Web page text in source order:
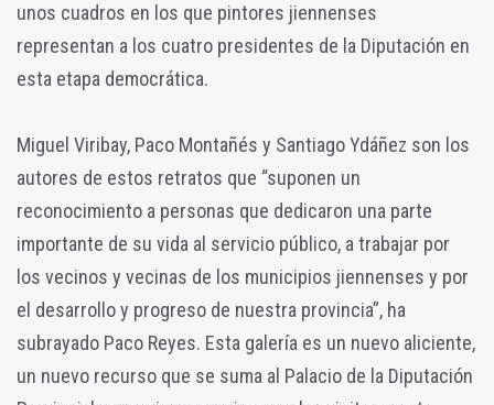
unos cuadros en los que pintores jiennenses
representan a los cuatro presidentes de la Diputación en
esta etapa democrática.
Miguel Viribay, Paco Montañés y Santiago Ydáñez son los
autores de estos retratos que “suponen un
reconocimiento a personas que dedicaron una parte
importante de su vida al servicio público, a trabajar por
los vecinos y vecinas de los municipios jiennenses y por
el desarrollo y progreso de nuestra provincia”, ha
subrayado Paco Reyes. Esta galería es un nuevo aliciente,
un nuevo recurso que se suma al Palacio de la Diputación